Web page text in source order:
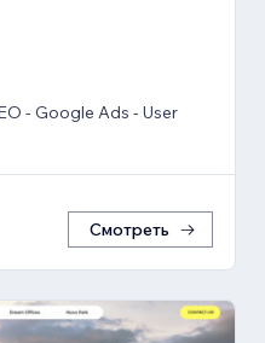
- Google Ads - User
Смотреть